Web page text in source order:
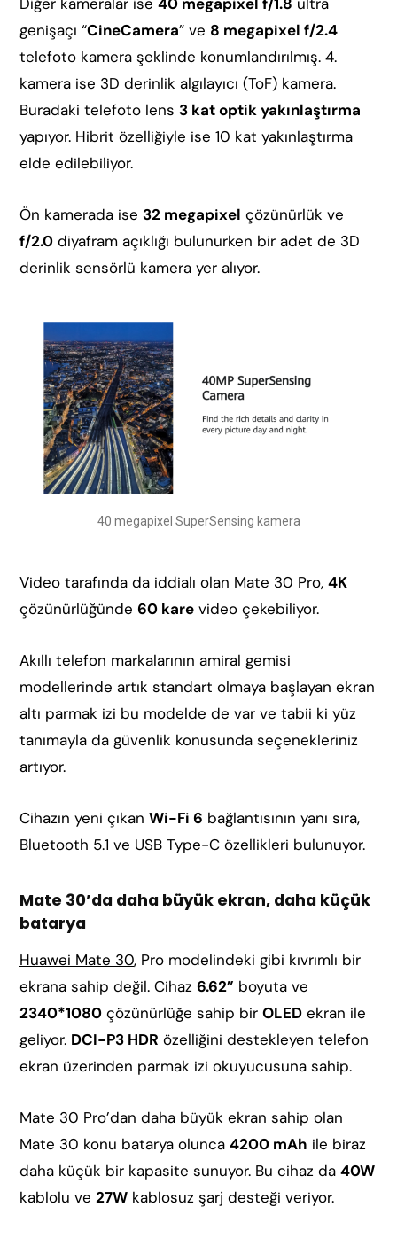
genişaçı “CineCamera” ve 8 megapixel f/2.4
telefoto kamera şeklinde konumlandırılmış. 4.
kamera ise 3D derinlik algılayıcı (ToF) kamera.
Buradaki telefoto lens 3 kat optik yakınlaştırma
yapıyor. Hibrit özelliğiyle ise 10 kat yakınlaştırma
elde edilebiliyor.
Ön kamerada ise 32 megapixel çözünürlük ve
f/2.0 diyafram açıklığı bulunurken bir adet de 3D
derinlik sensörlü kamera yer alıyor.
40 megapixel SuperSensing kamera
Video tarafında da iddialı olan Mate 30 Pro, 4K
çözünürlüğünde 60 kare video çekebiliyor.
Akıllı telefon markalarının amiral gemisi
modellerinde artık standart olmaya başlayan ekran
altı parmak izi bu modelde de var ve tabii ki yüz
tanımayla da güvenlik konusunda seçenekleriniz
artıyor.
Cihazın yeni çıkan Wi-Fi 6 bağlantısının yanı sıra,
Bluetooth 5.1 ve USB Type-C özellikleri bulunuyor.
Mate 30’da daha büyük ekran, daha küçük
batarya
Huawei Mate 30, Pro modelindeki gibi kıvrımlı bir
ekrana sahip değil. Cihaz 6.62” boyuta ve
2340*1080 çözünürlüğe sahip bir OLED ekran ile
geliyor. DCI-P3 HDR özelliğini destekleyen telefon
ekran üzerinden parmak izi okuyucusuna sahip.
Mate 30 Pro’dan daha büyük ekran sahip olan
Mate 30 konu batarya olunca 4200 mAh ile biraz
daha küçük bir kapasite sunuyor. Bu cihaz da 40W
kablolu ve 27W kablosuz şarj desteği veriyor.